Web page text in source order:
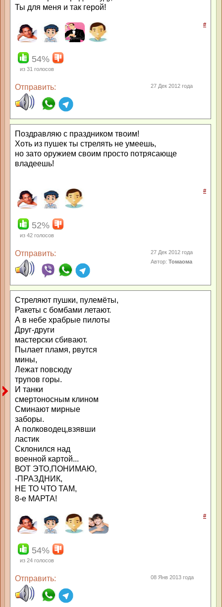
Ты для меня и так герой!
#
54%
из 31 голосов
Отправить: 27 Дек 2012 года
Поздравляю с праздником твоим!
Хоть из пушек ты стрелять не умеешь,
но зато оружием своим просто потрясающе
владеешь!
#
52%
из 42 голосов
Отправить:
27 Дек 2012 года
Автор:Томаома
Стреляют пушки, пулемёты,
Ракеты с бомбами летают.
А в небе храбрые пилоты
Друг-други
мастерски сбивают.
Пылает пламя, рвутся
мины,
Лежат повсюду
трупов горы.
И танки
смертоносным клином
Сминают мирные
заборы.
А полководец,взявши
ластик
Склонился над
военной картой...
ВОТ ЭТО,ПОНИМАЮ,
-ПРАЗДНИК,
НЕ ТО ЧТО ТАМ,
8-е МАРТА!
#
54%
из 24 голосов
Отправить: 08 Янв 2013 года